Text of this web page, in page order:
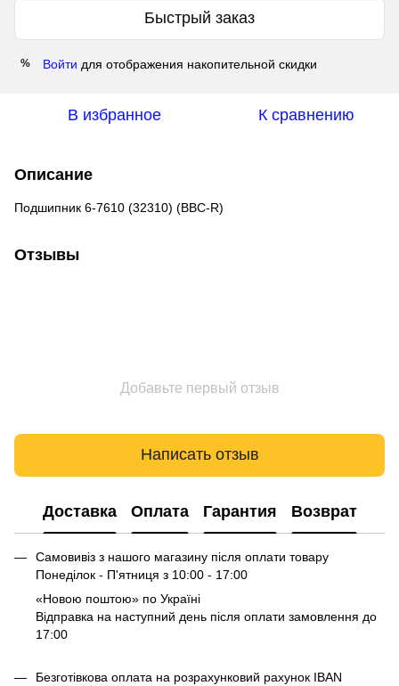
Быстрый заказ
% Войти для отображения накопительной скидки
В избранное К сравнению
Описание
Подшипник 6-7610 (32310) (BBC-R)
Отзывы
Добавьте первый отзыв
Написать отзыв
Доставка Оплата Гарантия Возврат
Самовивіз з нашого магазину після оплати товару
Понеділок - П'ятниця з 10:00 - 17:00
«Новою поштою» по Україні
Відправка на наступний день після оплати замовлення до
17:00
Безготівкова оплата на розрахунковий рахунок IBAN